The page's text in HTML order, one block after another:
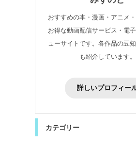
おすすめの本・漫画・アニメ・
お得な動画配信サービス・電
ューサイトです。各作品の豆
も紹介しています。
詳しいプロフィー
カテゴリー